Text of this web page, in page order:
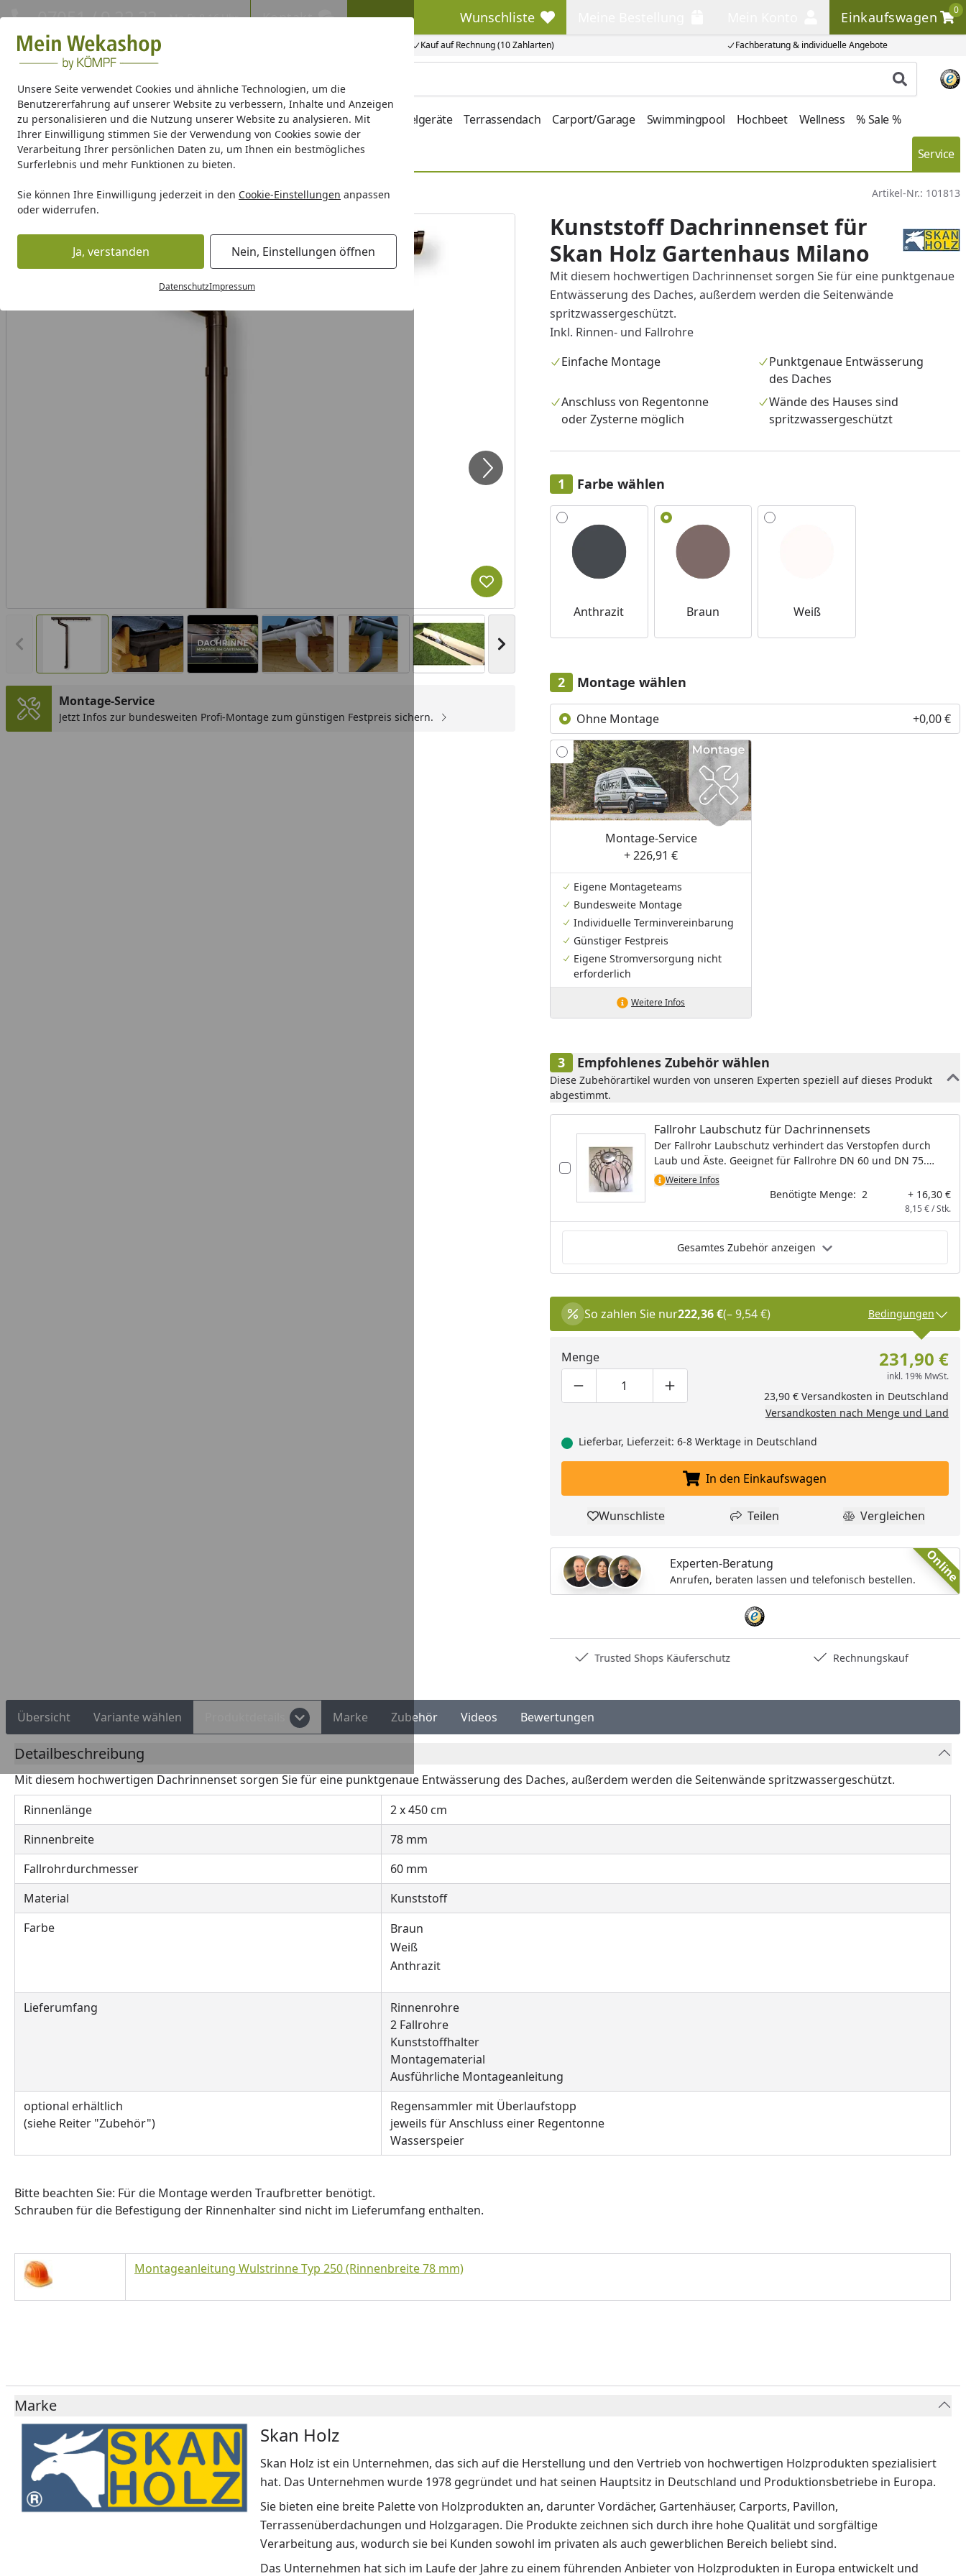
Unsere Seite verwendet Cookies und ähnliche Technologien, um die
Benutzererfahrung auf unserer Website zu verbessern, Inhalte und Anzeigen
zu personalisieren und die Nutzung unserer Website zu analysieren. Mit
Ihrer Einwilligung stimmen Sie der Verwendung von Cookies sowie der
Verarbeitung Ihrer persönlichen Daten zu, um Ihnen ein bestmögliches
Surferlebnis und mehr Funktionen zu bieten.
Sie können Ihre Einwilligung jederzeit in den Cookie-Einstellungen anpassen
oder widerrufen.
Ja, verstanden Nein, Einstellungen öffnen
DatenschutzImpressum
Eigene Montage-Teams Kauf auf Rechnung (10 Zahlarten) Fachberatung & individuelle Angebote
07051 / 9 22 22 Mo-Fr. 8-16 Uhr Kontakt Wunschliste
Wunschliste Einkaufswagen
0
Einkaufswagen
Produkt
Gartenhaus Holz Gartenhaus Metall Pavillon Aufbewahrung Kinderspielgeräte Terrassendach Carport/Garage Swimmingpool Hochbeet Wellness % Sale %
Weka Produktserien Service
Startseite
Kunststoff Dachrinnenset für Skan Holz Gartenhaus Milano Artikel-Nr.: 101813
Vorheriges Bild anzeigen Nächstes Bild anzeigen
Produkt zur Wunschliste hinzufügen
Montage-Service
Jetzt Infos zur bundesweiten Profi-Montage zum günstigen Festpreis sichern.
Kunststoff Dachrinnenset für
Skan Holz Gartenhaus Milano
Mit diesem hochwertigen Dachrinnenset sorgen Sie für eine punktgenaue
Entwässerung des Daches, außerdem werden die Seitenwände
spritzwassergeschützt.
Inkl. Rinnen- und Fallrohre
Einfache Montage
Punktgenaue Entwässerung
des Daches
Anschluss von Regentonne
oder Zysterne möglich
Wände des Hauses sind
spritzwassergeschützt
Farbe wählen
Alle anzeigen (3)
Anthrazit Braun Weiß
Montage wählen
Ohne Montage +0,00 €
Montage-Service
+ 226,91 €
Eigene Montageteams
Bundesweite Montage
Individuelle Terminvereinbarung
Günstiger Festpreis
Eigene Stromversorgung nicht
erforderlich
Weitere Infos
Empfohlenes Zubehör wählen
Diese Zubehörartikel wurden von unseren Experten speziell auf dieses Produkt
abgestimmt.
Fallrohr Laubschutz für Dachrinnensets
Der Fallrohr Laubschutz verhindert das Verstopfen durch
Laub und Äste. Geeignet für Fallrohre DN 60 und DN 75.
Material: Metall verzinkt
Weitere Infos
Benötigte Menge: 2 + 16,30 €
8,15 € / Stk.
Gesamtes Zubehör anzeigen
So zahlen Sie nur222,36 €(– 9,54 €) Bedingungen
Menge
Produktmenge um eins verringern
Produktmenge manuell eingeben
Produktmenge um eins erhöhen
231,90 €
inkl. 19% MwSt.
23,90 € Versandkosten in Deutschland
Versandkosten nach Menge und Land
Lieferbar, Lieferzeit: 6-8 Werktage in Deutschland
In den Einkaufswagen legen
In den Einkaufswagen
Produkt zur Wunschliste hinzufügen
Wunschliste Teilen
Teilen Produkt
Vergleichen
Online
Experten-Beratung
Anrufen, beraten lassen und telefonisch bestellen.
Trusted Shops Käuferschutz Rechnungskauf
Übersicht Variante wählen Marke Zubehör Videos Bewertungen
Detailbeschreibung
Mit diesem hochwertigen Dachrinnenset sorgen Sie für eine punktgenaue Entwässerung des Daches, außerdem werden die Seitenwände spritzwassergeschützt.
Rinnenlänge
2 x 450 cm
Rinnenbreite
78 mm
Fallrohrdurchmesser
60 mm
Material
Kunststoff
Farbe
Braun
Weiß
Anthrazit
Lieferumfang
Rinnenrohre
2 Fallrohre
Kunststoffhalter
Montagematerial
Ausführliche Montageanleitung
optional erhältlich
(siehe Reiter "Zubehör")
Regensammler mit Überlaufstopp
jeweils für Anschluss einer Regentonne
Wasserspeier
Bitte beachten Sie: Für die Montage werden Traufbretter benötigt.
Schrauben für die Befestigung der Rinnenhalter sind nicht im Lieferumfang enthalten.
Montageanleitung Wulstrinne Typ 250 (Rinnenbreite 78 mm)
Marke
Skan Holz
Skan Holz ist ein Unternehmen, das sich auf die Herstellung und den Vertrieb von hochwertigen Holzprodukten spezialisiert
hat. Das Unternehmen wurde 1978 gegründet und hat seinen Hauptsitz in Deutschland und Produktionsbetriebe in Europa.
Sie bieten eine breite Palette von Holzprodukten an, darunter Vordächer, Gartenhäuser, Carports, Pavillon,
Terrassenüberdachungen und Holzgaragen. Die Produkte zeichnen sich durch ihre hohe Qualität und sorgfältige
Verarbeitung aus, wodurch sie bei Kunden sowohl im privaten als auch gewerblichen Bereich beliebt sind.
Das Unternehmen hat sich im Laufe der Jahre zu einem führenden Anbieter von Holzprodukten in Europa entwickelt und